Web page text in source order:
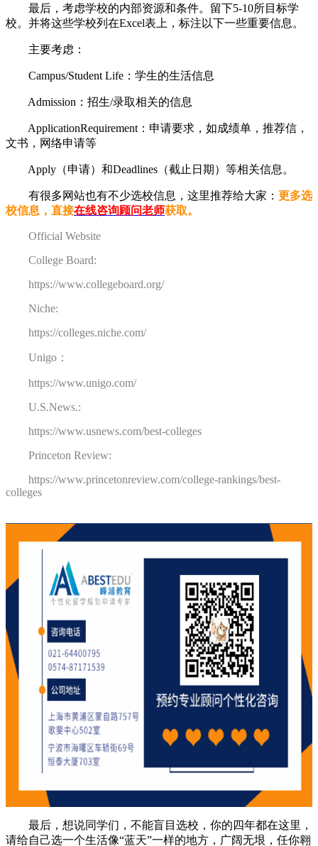
最后，考虑学校的内部资源和条件。留下5-10所目标学
校。并将这些学校列在Excel表上，标注以下一些重要信息。
主要考虑：
Campus/Student Life：学生的生活信息
Admission：招生/录取相关的信息
ApplicationRequirement：申请要求，如成绩单，推荐信，
文书，网络申请等
Apply（申请）和Deadlines（截止日期）等相关信息。
有很多网站也有不少选校信息，这里推荐给大家： 更多选
校信息，直接在线咨询顾问老师获取。
Official Website
College Board:
https://www.collegeboard.org/
Niche:
https://colleges.niche.com/
Unigo：
https://www.unigo.com/
U.S.News.:
https://www.usnews.com/best-colleges
Princeton Review:
https://www.princetonreview.com/college-rankings/best-
colleges
最后，想说同学们，不能盲目选校，你的四年都在这里，
请给自己选一个生活像“蓝天”一样的地方，广阔无垠，任你翱